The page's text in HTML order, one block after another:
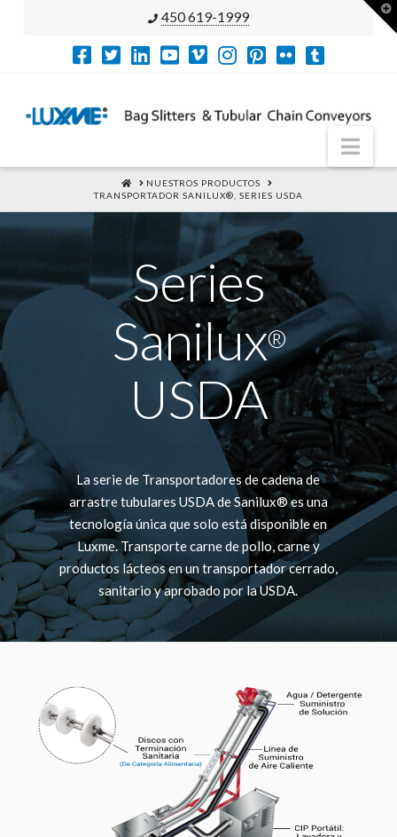
450 619-1999
HOMENUESTROS PRODUCTOS
TRANSPORTADOR SANILUX®, SERIES USDA
Series
Sanilux®
USDA
La serie de Transportadores de cadena de
arrastre tubulares USDA de Sanilux® es una
tecnología única que solo está disponible en
Luxme. Transporte carne de pollo, carne y
productos lácteos en un transportador cerrado,
sanitario y aprobado por la USDA.